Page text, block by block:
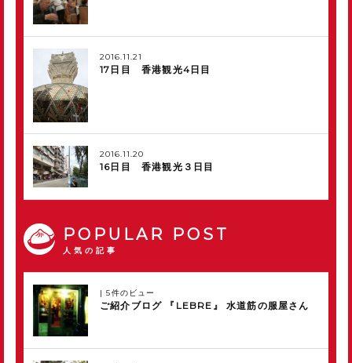
2016.11.21
17日目 香港観光4日目
2016.11.20
16日目 香港観光３日目
POPULAR POST
人気の記事
|5件のビュー
ご紹介ブログ 『LEBRE』 水道筋の服屋さん